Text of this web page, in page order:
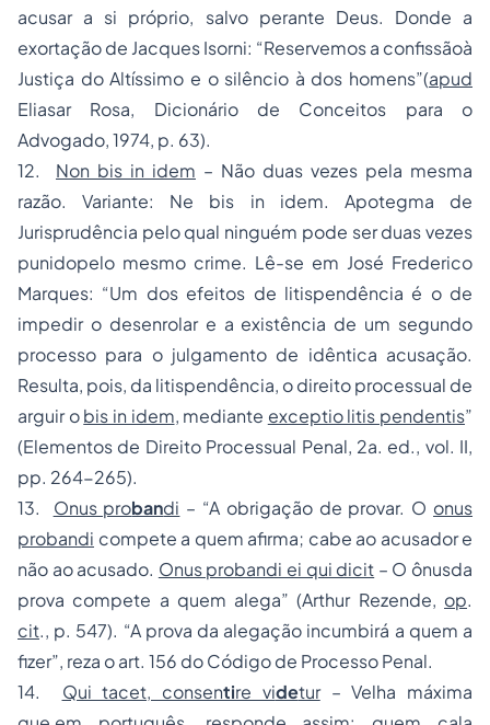
acusar a si próprio, salvo perante Deus. Donde a
exortação de Jacques Isorni: “Reservemos a confissãoà
Justiça do Altíssimo e o silêncio à dos homens”(apud
Eliasar Rosa, Dicionário de Conceitos para o
Advogado, 1974, p. 63).
12. Non bis in idem – Não duas vezes pela mesma
razão. Variante: Ne bis in idem. Apotegma de
Jurisprudência pelo qual ninguém pode ser duas vezes
punidopelo mesmo crime. Lê-se em José Frederico
Marques: “Um dos efeitos de litispendência é o de
impedir o desenrolar e a existência de um segundo
processo para o julgamento de idêntica acusação.
Resulta, pois, da litispendência, o direito processual de
arguir obis in idem, mediante exceptio litis pendentis”
(Elementos de Direito Processual Penal, 2a. ed., vol. II,
pp. 264-265).
13. Onus probandi – “A obrigação de provar. O onus
probandi compete a quem afirma; cabe ao acusador e
não ao acusado. Onus probandi ei qui dicit – O ônusda
prova compete a quem alega” (Arthur Rezende, op.
cit., p. 547). “A prova da alegação incumbirá a quem a
fizer”, reza o art. 156 do Código de Processo Penal.
14. Qui tacet, consentire videtur– Velha máxima